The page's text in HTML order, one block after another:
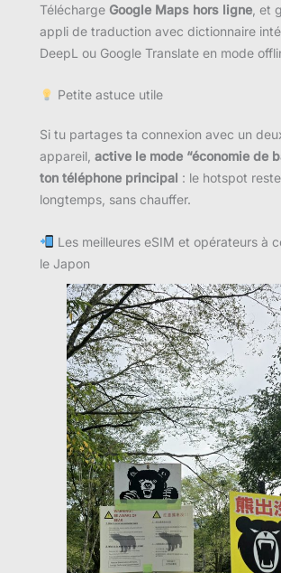
Télécharge Google Maps hors ligne , et
appli de traduction avec dictionnaire
DeepL ou Google Translate en mode
Petite astuce utile
Si tu partages ta connexion avec un
appareil, active le mode “économie de
ton téléphone principal : le hotspot
longtemps, sans chauffer.
Les meilleures eSIM et opérateurs à
le Japon